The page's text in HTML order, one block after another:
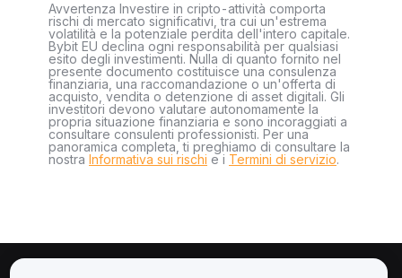
Avvertenza Investire in cripto-attività comporta
rischi di mercato significativi, tra cui un'estrema
volatilità e la potenziale perdita dell'intero capitale.
Bybit EU declina ogni responsabilità per qualsiasi
esito degli investimenti. Nulla di quanto fornito nel
presente documento costituisce una consulenza
finanziaria, una raccomandazione o un'offerta di
acquisto, vendita o detenzione di asset digitali. Gli
investitori devono valutare autonomamente la
propria situazione finanziaria e sono incoraggiati a
consultare consulenti professionisti. Per una
panoramica completa, ti preghiamo di consultare la
nostra Informativa sui rischi e i Termini di servizio.